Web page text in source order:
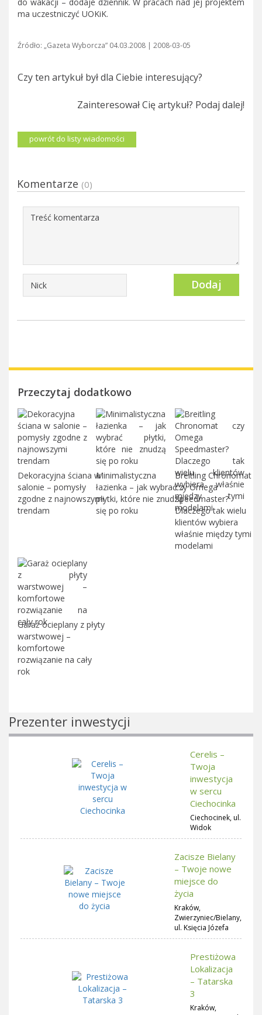
ma uczestniczyć UOKiK.
Źródło: „Gazeta Wyborcza” 04.03.2008 | 2008-03-05
Czy ten artykuł był dla Ciebie interesujący?
Zainteresował Cię artykuł? Podaj dalej!
powrót do listy wiadomości
Komentarze (0)
Dodaj
Przeczytaj dodatkowo
Dekoracyjna ściana w
salonie – pomysły
zgodne z najnowszymi
trendam
Minimalistyczna
łazienka – jak wybrać
płytki, które nie znudzą
się po roku
Breitling Chronomat
czy Omega
Speedmaster?
Dlaczego tak wielu
klientów wybiera
właśnie między tymi
modelami
Garaż ocieplany z płyty
warstwowej –
komfortowe
rozwiązanie na cały
rok
Prezenter inwestycji
Cerelis –
Twoja
inwestycja
w sercu
Ciechocinka
Ciechocinek, ul.
Widok
Zacisze Bielany
– Twoje nowe
miejsce do
życia
Kraków,
Zwierzyniec/Bielany,
ul. Księcia Józefa
Prestiżowa
Lokalizacja
– Tatarska
3
Kraków,